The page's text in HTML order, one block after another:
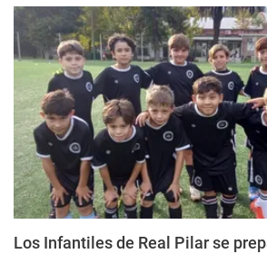
Los Infantiles de Real Pilar se